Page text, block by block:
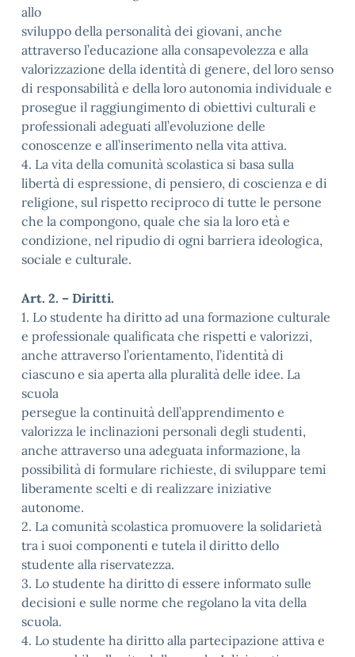
allo
sviluppo della personalità dei giovani, anche
attraverso l’educazione alla consapevolezza e alla
valorizzazione della identità di genere, del loro senso
di responsabilità e della loro autonomia individuale e
prosegue il raggiungimento di obiettivi culturali e
professionali adeguati all’evoluzione delle
conoscenze e all’inserimento nella vita attiva.
4. La vita della comunità scolastica si basa sulla
libertà di espressione, di pensiero, di coscienza e di
religione, sul rispetto reciproco di tutte le persone
che la compongono, quale che sia la loro età e
condizione, nel ripudio di ogni barriera ideologica,
sociale e culturale.
Art. 2. – Diritti.
1. Lo studente ha diritto ad una formazione culturale
e professionale qualificata che rispetti e valorizzi,
anche attraverso l’orientamento, l’identità di
ciascuno e sia aperta alla pluralità delle idee. La
scuola
persegue la continuità dell’apprendimento e
valorizza le inclinazioni personali degli studenti,
anche attraverso una adeguata informazione, la
possibilità di formulare richieste, di sviluppare temi
liberamente scelti e di realizzare iniziative
autonome.
2. La comunità scolastica promuovere la solidarietà
tra i suoi componenti e tutela il diritto dello
studente alla riservatezza.
3. Lo studente ha diritto di essere informato sulle
decisioni e sulle norme che regolano la vita della
scuola.
4. Lo studente ha diritto alla partecipazione attiva e